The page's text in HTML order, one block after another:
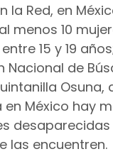
la Red, en
menos 10
15 y 19
Nacional de
México hay
las encuentren.